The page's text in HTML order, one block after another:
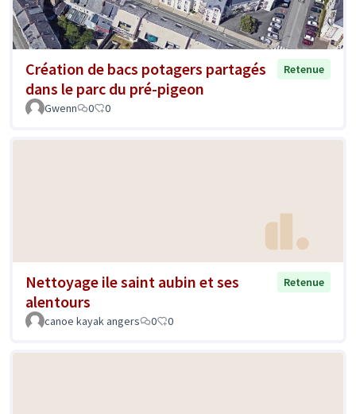
Création de bacs potagers partagés
dans le parc du pré-pigeon
Retenue
Gwenn 0 0
Nettoyage ile saint aubin et ses
alentours
Retenue
canoe kayak angers 0 0